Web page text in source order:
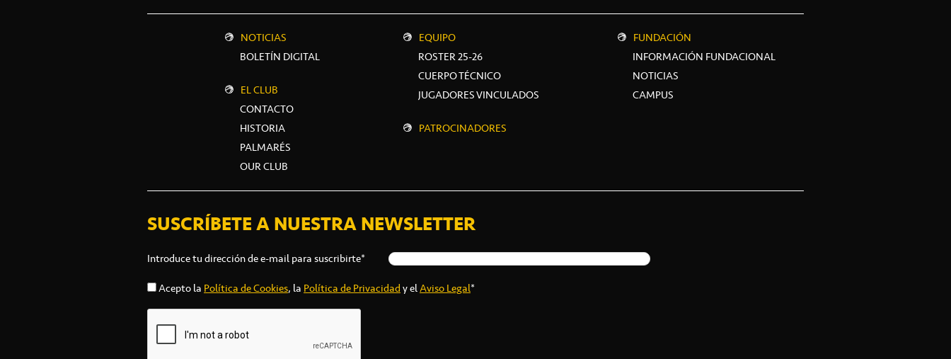
NOTICIAS
BOLETÍN DIGITAL
EL CLUB
CONTACTO
HISTORIA
PALMARÉS
OUR CLUB
EQUIPO
ROSTER 25-26
CUERPO TÉCNICO
JUGADORES VINCULADOS
PATROCINADORES
FUNDACIÓN
INFORMACIÓN FUNDACIONAL
NOTICIAS
CAMPUS
SUSCRÍBETE A NUESTRA NEWSLETTER
Introduce tu dirección de e-mail para suscribirte*
Acepto la Política de Cookies, la Política de Privacidady elAviso Legal*